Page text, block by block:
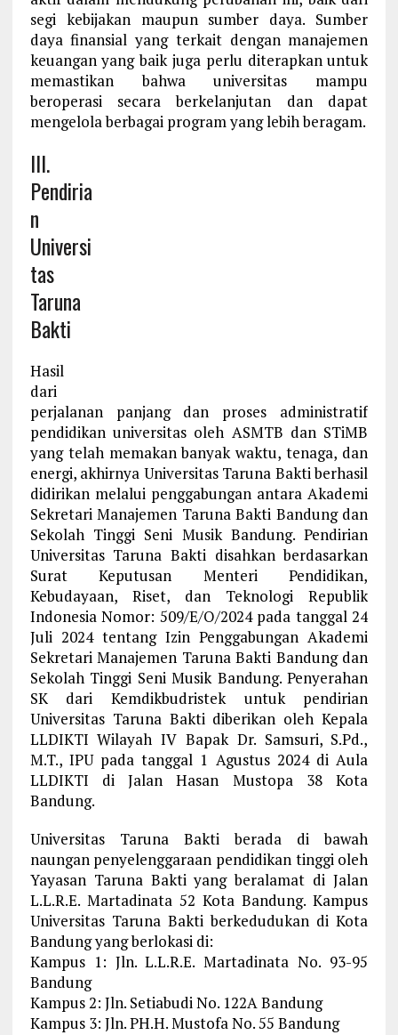
segi kebijakan maupun sumber daya. Sumber
daya finansial yang terkait dengan manajemen
keuangan yang baik juga perlu diterapkan untuk
memastikan bahwa universitas mampu
beroperasi secara berkelanjutan dan dapat
mengelola berbagai program yang lebih beragam.
III.
Pendiria
n
Universi
tas
Taruna
Bakti
Hasil
dari
perjalanan panjang dan proses administratif
pendidikan universitas oleh ASMTB dan STiMB
yang telah memakan banyak waktu, tenaga, dan
energi, akhirnya Universitas Taruna Bakti berhasil
didirikan melalui penggabungan antara Akademi
Sekretari Manajemen Taruna Bakti Bandung dan
Sekolah Tinggi Seni Musik Bandung. Pendirian
Universitas Taruna Bakti disahkan berdasarkan
Surat Keputusan Menteri Pendidikan,
Kebudayaan, Riset, dan Teknologi Republik
Indonesia Nomor: 509/E/O/2024 pada tanggal 24
Juli 2024 tentang Izin Penggabungan Akademi
Sekretari Manajemen Taruna Bakti Bandung dan
Sekolah Tinggi Seni Musik Bandung. Penyerahan
SK dari Kemdikbudristek untuk pendirian
Universitas Taruna Bakti diberikan oleh Kepala
LLDIKTI Wilayah IV Bapak Dr. Samsuri, S.Pd.,
M.T., IPU pada tanggal 1 Agustus 2024 di Aula
LLDIKTI di Jalan Hasan Mustopa 38 Kota
Bandung.
Universitas Taruna Bakti berada di bawah
naungan penyelenggaraan pendidikan tinggi oleh
Yayasan Taruna Bakti yang beralamat di Jalan
L.L.R.E. Martadinata 52 Kota Bandung. Kampus
Universitas Taruna Bakti berkedudukan di Kota
Bandung yang berlokasi di:
Kampus 1: Jln. L.L.R.E. Martadinata No. 93-95
Bandung
Kampus 2: Jln. Setiabudi No. 122A Bandung
Kampus 3: Jln. PH.H. Mustofa No. 55 Bandung